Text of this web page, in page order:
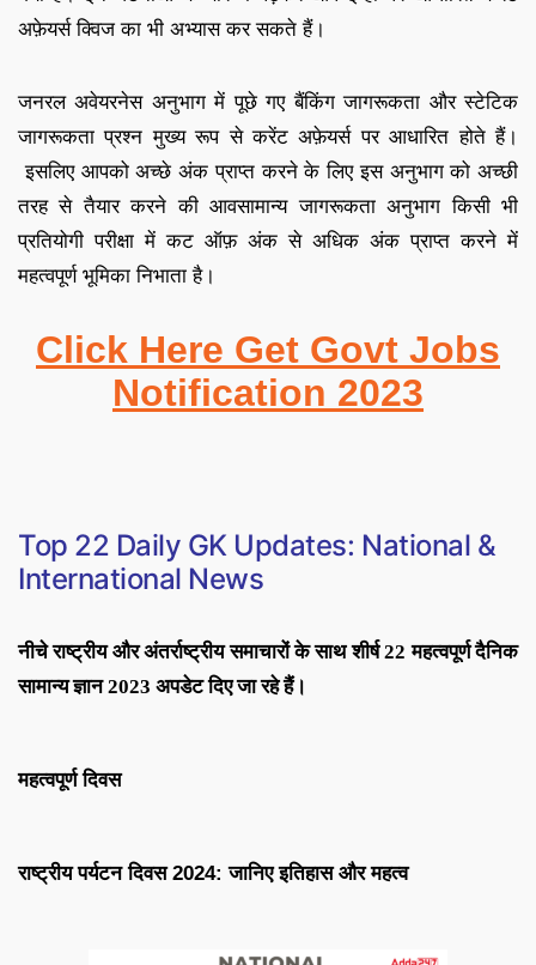
अफ़ेयर्स क्विज का भी अभ्यास कर सकते हैं।
जनरल अवेयरनेस अनुभाग में पूछे गए बैंकिंग जागरूकता और स्टेटिक
जागरूकता प्रश्न मुख्य रूप से करेंट अफ़ेयर्स पर आधारित होते हैं।
इसलिए आपको अच्छे अंक प्राप्त करने के लिए इस अनुभाग को अच्छी
तरह से तैयार करने की आवसामान्य जागरूकता अनुभाग किसी भी
प्रतियोगी परीक्षा में कट ऑफ़ अंक से अधिक अंक प्राप्त करने में
महत्वपूर्ण भूमिका निभाता है।
Click Here Get Govt Jobs
Notification 2023
Top 22 Daily GK Updates: National &
International News
नीचे राष्ट्रीय और अंतर्राष्ट्रीय समाचारों के साथ शीर्ष 22 महत्वपूर्ण दैनिक
सामान्य ज्ञान 2023 अपडेट दिए जा रहे हैं।
महत्वपूर्ण दिवस
राष्ट्रीय पर्यटन दिवस 2024: जानिए इतिहास और महत्व